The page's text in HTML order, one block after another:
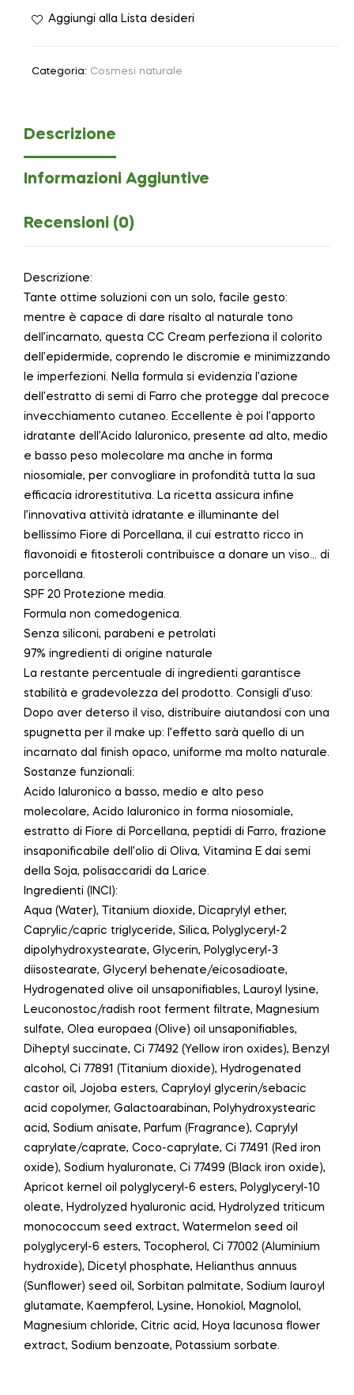
Aggiungi alla Lista desideri
Categoria: Cosmesi naturale
Descrizione
Informazioni Aggiuntive
Recensioni (0)
Descrizione:
Tante ottime soluzioni con un solo, facile gesto:
mentre è capace di dare risalto al naturale tono
dell’incarnato, questa CC Cream perfeziona il colorito
dell’epidermide, coprendo le discromie e minimizzando
le imperfezioni. Nella formula si evidenzia l’azione
dell’estratto di semi di Farro che protegge dal precoce
invecchiamento cutaneo. Eccellente è poi l’apporto
idratante dell’Acido Ialuronico, presente ad alto, medio
e basso peso molecolare ma anche in forma
niosomiale, per convogliare in profondità tutta la sua
efficacia idrorestitutiva. La ricetta assicura infine
l’innovativa attività idratante e illuminante del
bellissimo Fiore di Porcellana, il cui estratto ricco in
flavonoidi e fitosteroli contribuisce a donare un viso… di
porcellana.
SPF 20 Protezione media.
Formula non comedogenica.
Senza siliconi, parabeni e petrolati
97% ingredienti di origine naturale
La restante percentuale di ingredienti garantisce
stabilità e gradevolezza del prodotto. Consigli d’uso:
Dopo aver deterso il viso, distribuire aiutandosi con una
spugnetta per il make up: l’effetto sarà quello di un
incarnato dal finish opaco, uniforme ma molto naturale.
Sostanze funzionali:
Acido Ialuronico a basso, medio e alto peso
molecolare, Acido Ialuronico in forma niosomiale,
estratto di Fiore di Porcellana, peptidi di Farro, frazione
insaponificabile dell’olio di Oliva, Vitamina E dai semi
della Soja, polisaccaridi da Larice.
Ingredienti (INCI):
Aqua (Water), Titanium dioxide, Dicaprylyl ether,
Caprylic/capric triglyceride, Silica, Polyglyceryl-2
dipolyhydroxystearate, Glycerin, Polyglyceryl-3
diisostearate, Glyceryl behenate/eicosadioate,
Hydrogenated olive oil unsaponifiables, Lauroyl lysine,
Leuconostoc/radish root ferment filtrate, Magnesium
sulfate, Olea europaea (Olive) oil unsaponifiables,
Diheptyl succinate, Ci 77492 (Yellow iron oxides), Benzyl
alcohol, Ci 77891 (Titanium dioxide), Hydrogenated
castor oil, Jojoba esters, Capryloyl glycerin/sebacic
acid copolymer, Galactoarabinan, Polyhydroxystearic
acid, Sodium anisate, Parfum (Fragrance), Caprylyl
caprylate/caprate, Coco-caprylate, Ci 77491 (Red iron
oxide), Sodium hyaluronate, Ci 77499 (Black iron oxide),
Apricot kernel oil polyglyceryl-6 esters, Polyglyceryl-10
oleate, Hydrolyzed hyaluronic acid, Hydrolyzed triticum
monococcum seed extract, Watermelon seed oil
polyglyceryl-6 esters, Tocopherol, Ci 77002 (Aluminium
hydroxide), Dicetyl phosphate, Helianthus annuus
(Sunflower) seed oil, Sorbitan palmitate, Sodium lauroyl
glutamate, Kaempferol, Lysine, Honokiol, Magnolol,
Magnesium chloride, Citric acid, Hoya lacunosa flower
extract, Sodium benzoate, Potassium sorbate.